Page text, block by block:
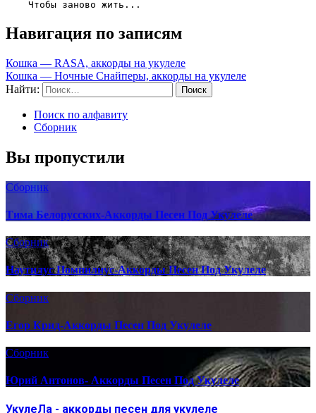
Навигация по записям
Кошка — RASA, аккорды на укулеле
Кошка — Ночные Снайперы, аккорды на укулеле
Найти:
Поиск по алфавиту
Сборник
Вы пропустили
Сборник
Тима Белорусских-Аккорды Песен Под Укулеле
Сборник
Наутилус Помпилиус-Аккорды Песен Под Укулеле
Сборник
Егор Крид-Аккорды Песен Под Укулеле
Сборник
Юрий Антонов- Аккорды Песен Под Укулеле
УкулеЛа - аккорды песен для укулеле